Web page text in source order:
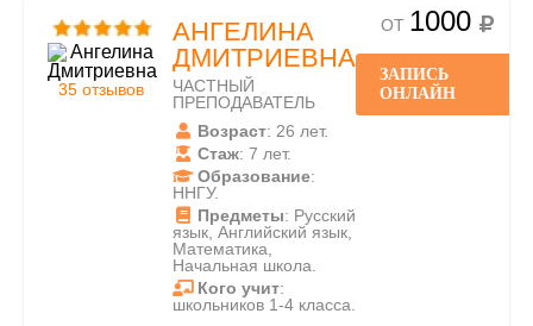
35 отзывов
АНГЕЛИНА
ДМИТРИЕВНА
ЧАСТНЫЙ
ПРЕПОДАВАТЕЛЬ
Возраст: 26 лет.
Стаж: 7 лет.
Образование:
ННГУ.
Предметы: Русский
язык, Английский язык,
Математика,
Начальная школа.
Кого учит:
школьников 1-4 класса.
ОТ 1000
ЗАПИСЬ
ОНЛАЙН